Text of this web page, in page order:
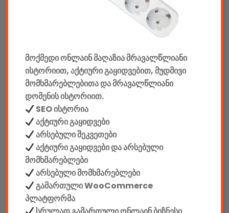
ელემენტები
აკკუმულატორები
კაბელები & დამტენები
დისკები
ჩანთები
სეიფები
მოქმედი ონლაინ მაღაზია მრავალწლიანი
ისტორიით, აქტიური გაყიდვებით, მუდმივი
მომხმარებლებითა და მრავალწლიანი
დომენის ისტორიით.
SEO ისტორია
აქტიური გაყიდვები
არსებული შეკვეთები
აქტიური გაყიდვები და არსებული
მომხმარებლები
არსებული მომხმარებლები
გამართული WooCommerce
პლატფორმა